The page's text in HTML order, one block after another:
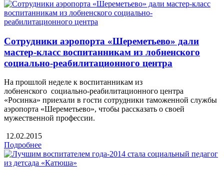
Сотрудники аэропорта «Шереметьево» дали
мастер-класс воспитанникам из лобненского
социально-реабилитационного центра
На прошлой неделе к воспитанникам из
лобненского социально-реабилитационного центра
«Росинка» приехали в гости сотрудники таможенной службы
аэропорта «Шереметьево», чтобы рассказать о своей
мужественной профессии.
12.02.2015
Подробнее